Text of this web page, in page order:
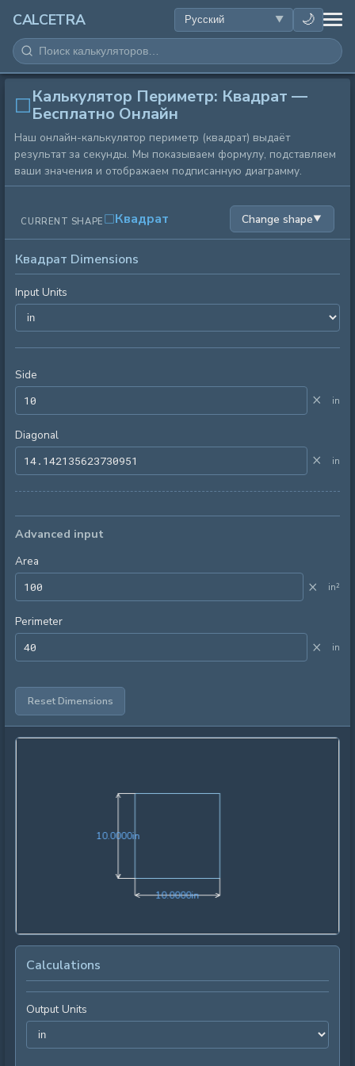
CALCETRA 🌙
МАТЕМАТИКА
ПРЕОБРАЗОВАНИЯ
НАУКА
ПОВСЕДНЕВНОЕ
ДРУГИЕ ИНСТРУМЕНТЫ
Калькулятор Периметр: Квадрат —
Бесплатно Онлайн
Наш онлайн-калькулятор периметр (квадрат) выдаёт
результат за секунды. Мы показываем формулу, подставляем
ваши значения и отображаем подписанную диаграмму.
CURRENT SHAPE Квадрат Change shape▼
Квадрат Dimensions
Input Units
Side
× in
Diagonal
× in
Advanced input
Area
× in²
Perimeter
× in
Reset Dimensions
10.0000in10.0000in
10.0000in10.0000in
Calculations
Output Units